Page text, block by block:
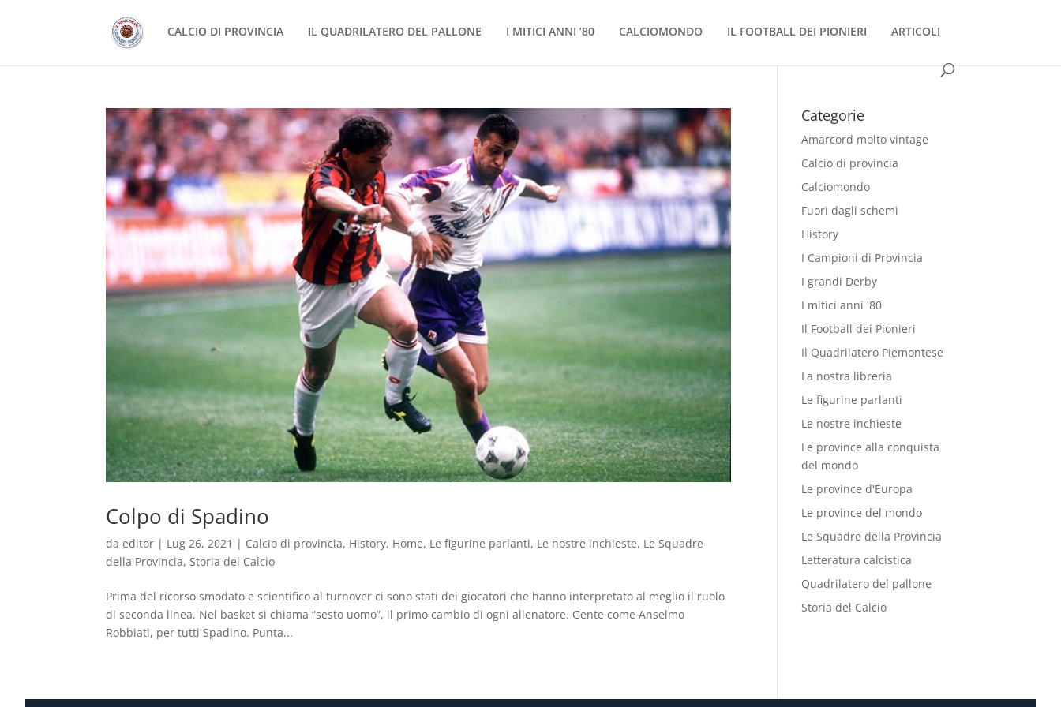
CALCIO DI PROVINCIA IL QUADRILATERO DEL PALLONE I MITICI ANNI ’80 CALCIOMONDO IL FOOTBALL DEI PIONIERI ARTICOLI
Colpo di Spadino
daeditor | Lug 26, 2021 | Calcio di provincia, History, Home, Le figurine parlanti, Le nostre inchieste, Le Squadre
della Provincia,Storia del Calcio
Prima del ricorso smodato e scientifico al turnover ci sono stati dei giocatori che hanno interpretato al meglio il ruolo
di seconda linea. Nel basket si chiama “sesto uomo”, il primo cambio di ogni allenatore. Gente come Anselmo
Robbiati, per tutti Spadino. Punta...
Categorie
Amarcord molto vintage
Calcio di provincia
Calciomondo
Fuori dagli schemi
History
I Campioni di Provincia
I grandi Derby
I mitici anni '80
Il Football dei Pionieri
Il Quadrilatero Piemontese
La nostra libreria
Le figurine parlanti
Le nostre inchieste
Le province alla conquista
del mondo
Le province d'Europa
Le province del mondo
Le Squadre della Provincia
Letteratura calcistica
Quadrilatero del pallone
Storia del Calcio